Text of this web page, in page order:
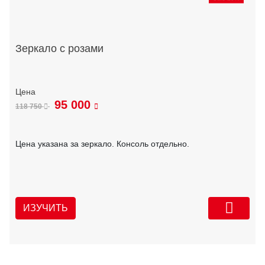
Зеркало с розами
118 750 95 000
Цена указана за зеркало. Консоль отдельно.
ИЗУЧИТЬ